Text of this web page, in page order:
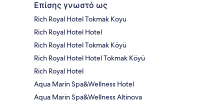
Επίσης γνωστό ως
Rich Royal Hotel Tokmak Koyu
Rich Royal Hotel Hotel
Rich Royal Hotel Tokmak Köyü
Rich Royal Hotel Hotel Tokmak Köyü
Rich Royal Hotel
Aqua Marin Spa&Wellness Hotel
Aqua Marin Spa&Wellness Altinova